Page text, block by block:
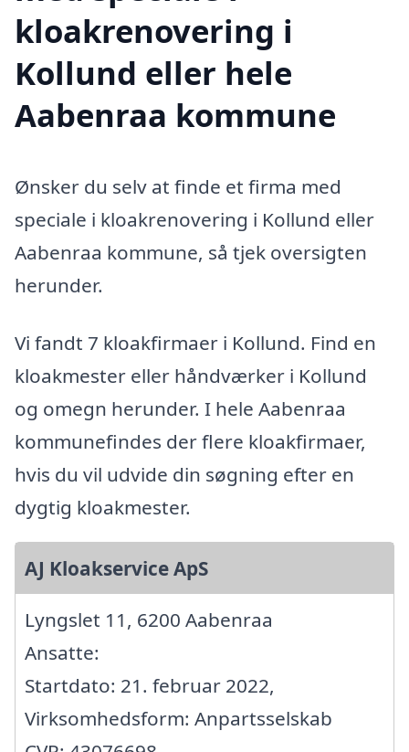
kloakrenovering i
Kollund eller hele
Aabenraa kommune
Ønsker du selv at finde et firma med
speciale i kloakrenovering i Kollund eller
Aabenraa kommune, så tjek oversigten
herunder.
Vi fandt 7 kloakfirmaer i Kollund. Find en
kloakmester eller håndværker i Kollund
og omegn herunder. I hele Aabenraa
kommunefindes der flere kloakfirmaer,
hvis du vil udvide din søgning efter en
dygtig kloakmester.
AJ Kloakservice ApS
Lyngslet 11, 6200 Aabenraa
Ansatte:
Startdato: 21. februar 2022,
Virksomhedsform: Anpartsselskab